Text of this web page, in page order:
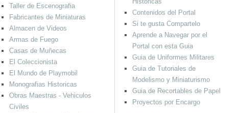
Contenidos del Portal
Si te gusta Compartelo
Aprende a Navegar por el
Portal con esta Guia
Guia de Uniformes Militares
Guia de Tutoriales de
Modelismo y Miniaturismo
Guia de Recortables de Papel
Proyectos por Encargo
Taller de Escenografia
Fabricantes de Miniaturas
Almacen de Videos
Armas de Fuego
Casas de Muñecas
El Coleccionista
El Mundo de Playmobil
Monografias Historicas
Obras Maestras - Vehiculos
Civiles